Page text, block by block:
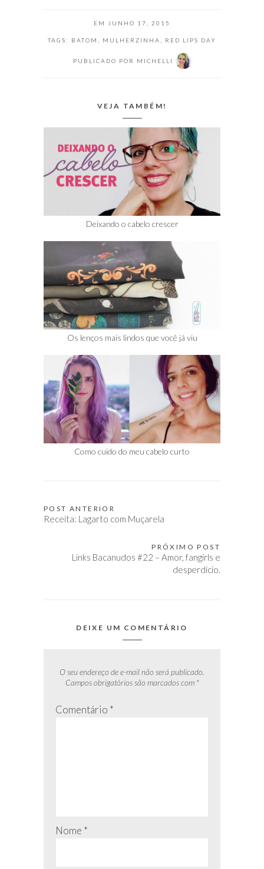
espaço na minha
são da coleção
EM JUNHO 17, 2015
TAGS: BATOM MULHERZINHA RED LIPS DAY
PUBLICADO POR MICHELLI
VEJA TAMBÉM!
Deixando o cabelo crescer
Os lenços mais lindos que você já viu
Como cuido do meu cabelo curto
Navegação
POST ANTERIOR
Receita: Lagarto com Muçarela
PRÓXIMO POST
Links Bacanudos #22 – Amor, fangirls e
desperdício.
DEIXE UM COMENTÁRIO
O seu endereço de e-mail não será publicado.
Campos obrigatórios são marcados com *
Comentário *
Nome *